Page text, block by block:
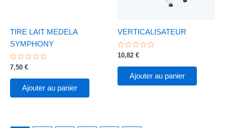
TIRE LAIT MEDELA
SYMPHONY
Note
0
sur
7,50 €
Ajouter au panier
VERTICALISATEUR
Note
0
sur
10,82 €
Ajouter au panier